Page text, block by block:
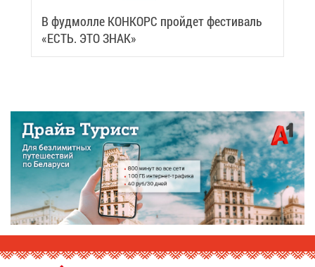
В фуд­мол­ле КОН­КОРС прой­дет фе­сти­валь
«ЕСТЬ. ЭТО ЗНАК»